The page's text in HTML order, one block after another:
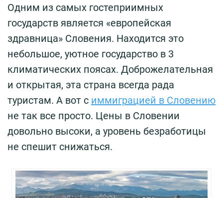
Одним из самых гостеприимных
государств является «европейская
здравница» Словения. Находится это
небольшое, уютное государство в 3
климатических поясах. Доброжелательная
и открытая, эта страна всегда рада
туристам. А вот с иммиграцией в Словению
не так все просто. Цены в Словении
довольно высоки, а уровень безработицы
не спешит снижаться.